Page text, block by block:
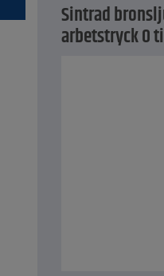
Sintrad
arbetstryck 0